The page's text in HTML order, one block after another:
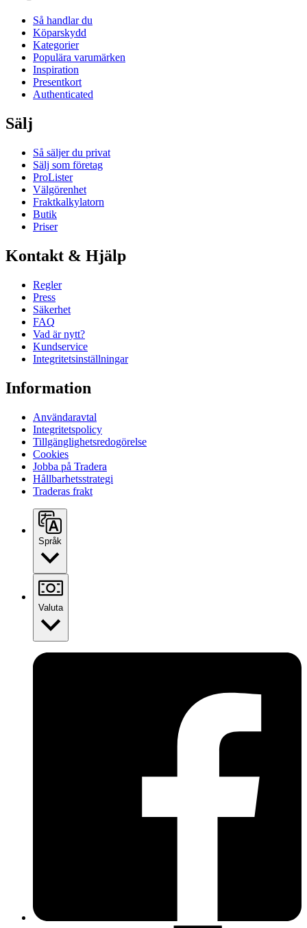
Så handlar du
Köparskydd
Kategorier
Populära varumärken
Inspiration
Presentkort
Authenticated
Sälj
Så säljer du privat
Sälj som företag
ProLister
Välgörenhet
Fraktkalkylatorn
Butik
Priser
Kontakt & Hjälp
Regler
Press
Säkerhet
FAQ
Vad är nytt?
Kundservice
Integritetsinställningar
Information
Användaravtal
Integritetspolicy
Tillgänglighetsredogörelse
Cookies
Jobba på Tradera
Hållbarhetsstrategi
Traderas frakt
Språk
Valuta